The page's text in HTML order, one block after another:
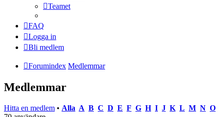
Teamet
FAQ
Logga in
Bli medlem
Forumindex Medlemmar
Medlemmar
Hitta en medlem • Alla A B C D E F G H I J K L M N O